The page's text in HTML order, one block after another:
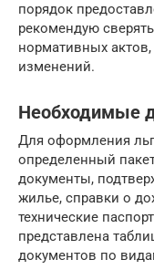
порядок
рекомендую
нормативных
изменений.
Необходимые
Для оформления
определенный
документы,
жилье, справки о
технические
представлена
документов по